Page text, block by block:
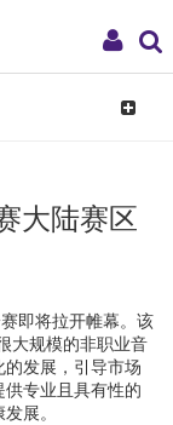
My
Toggle
大陆赛区
即将拉开帷幕。该
大规模的非职业音
发展，引导市场
专业且具有性的
展。